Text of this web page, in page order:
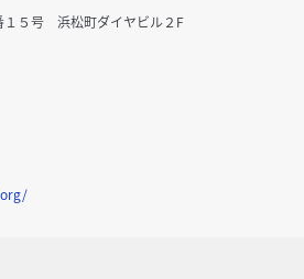
１５号 浜松町ダイヤビル２F